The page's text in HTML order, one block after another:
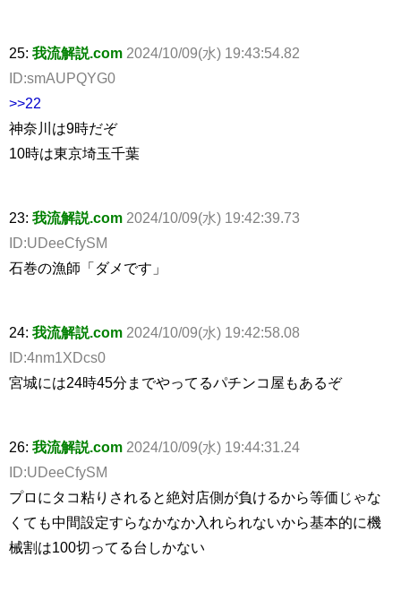
25: 我流解説.com 2024/10/09(水) 19:43:54.82
ID:smAUPQYG0
>>22
神奈川は9時だぞ
10時は東京埼玉千葉
23: 我流解説.com 2024/10/09(水) 19:42:39.73
ID:UDeeCfySM
石巻の漁師「ダメです」
24: 我流解説.com 2024/10/09(水) 19:42:58.08
ID:4nm1XDcs0
宮城には24時45分までやってるパチンコ屋もあるぞ
26: 我流解説.com 2024/10/09(水) 19:44:31.24
ID:UDeeCfySM
プロにタコ粘りされると絶対店側が負けるから等価じゃな
くても中間設定すらなかなか入れられないから基本的に機
械割は100切ってる台しかない